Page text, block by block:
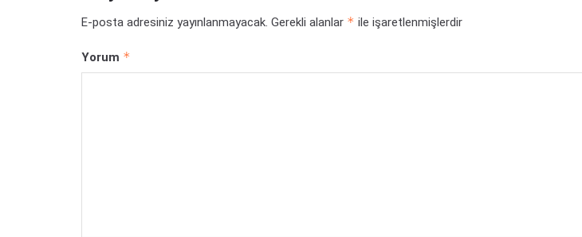
E-posta adresiniz yayınlanmayacak. Gerekli alanlar * ile işaretlenmişlerdir
Yorum *